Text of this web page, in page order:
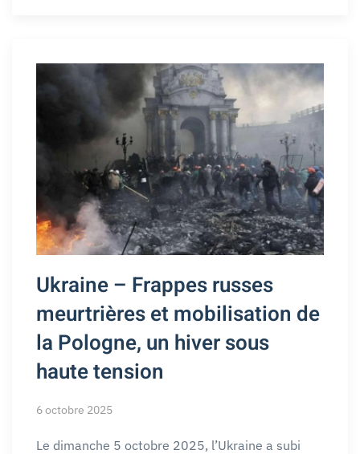
Ukraine – Frappes russes
meurtrières et mobilisation de
la Pologne, un hiver sous
haute tension
6 octobre 2025
Le dimanche 5 octobre 2025, l’Ukraine a subi